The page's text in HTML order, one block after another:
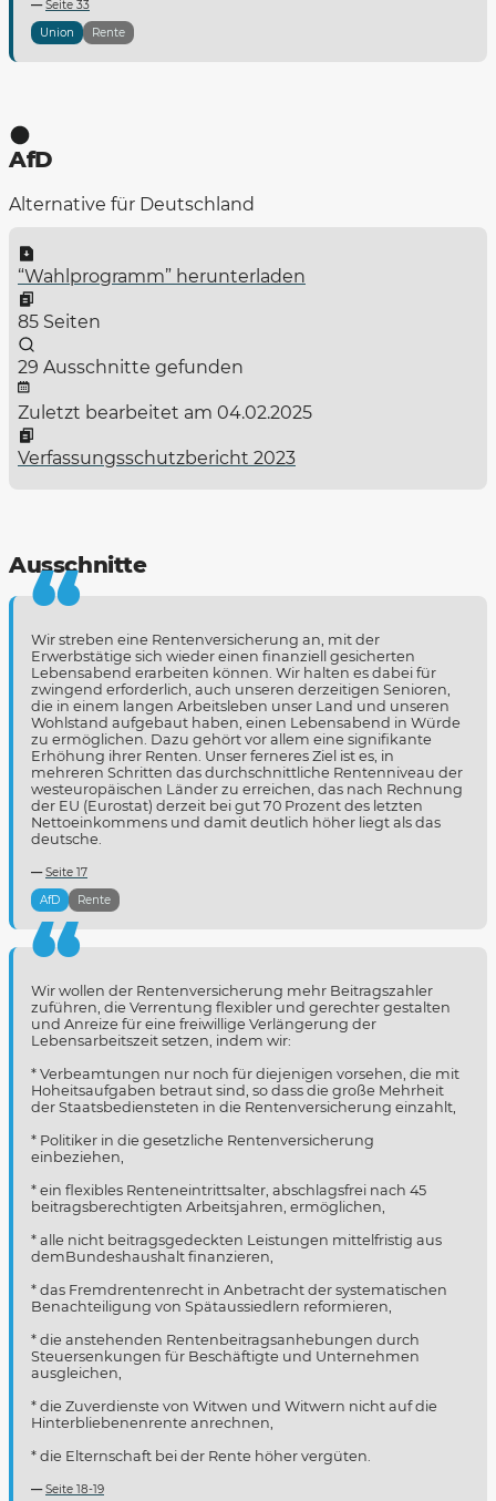
Seite 33
Union
Rente
AfD
Alternative für Deutschland
“Wahlprogramm” herunterladen
85 Seiten
29 Ausschnitte gefunden
Zuletzt bearbeitet am 04.02.2025
Verfassungsschutzbericht 2023
Ausschnitte
Wir streben eine Rentenversicherung an, mit der
Erwerbstätige sich wieder einen finanziell gesicherten
Lebensabend erarbeiten können. Wir halten es dabei für
zwingend erforderlich, auch unseren derzeitigen Senioren,
die in einem langen Arbeitsleben unser Land und unseren
Wohlstand aufgebaut haben, einen Lebensabend in Würde
zu ermöglichen. Dazu gehört vor allem eine signifikante
Erhöhung ihrer Renten. Unser ferneres Ziel ist es, in
mehreren Schritten das durchschnittliche Rentenniveau der
westeuropäischen Länder zu erreichen, das nach Rechnung
der EU (Eurostat) derzeit bei gut 70 Prozent des letzten
Nettoeinkommens und damit deutlich höher liegt als das
deutsche.
Seite 17
AfD
Rente
Wir wollen der Rentenversicherung mehr Beitragszahler
zuführen, die Verrentung flexibler und gerechter gestalten
und Anreize für eine freiwillige Verlängerung der
Lebensarbeitszeit setzen, indem wir:
* Verbeamtungen nur noch für diejenigen vorsehen, die mit
Hoheitsaufgaben betraut sind, so dass die große Mehrheit
der Staatsbediensteten in die Rentenversicherung einzahlt,
* Politiker in die gesetzliche Rentenversicherung
einbeziehen,
* ein flexibles Renteneintrittsalter, abschlagsfrei nach 45
beitragsberechtigten Arbeitsjahren, ermöglichen,
* alle nicht beitragsgedeckten Leistungen mittelfristig aus
demBundeshaushalt finanzieren,
* das Fremdrentenrecht in Anbetracht der systematischen
Benachteiligung von Spätaussiedlern reformieren,
* die anstehenden Rentenbeitragsanhebungen durch
Steuersenkungen für Beschäftigte und Unternehmen
ausgleichen,
* die Zuverdienste von Witwen und Witwern nicht auf die
Hinterbliebenenrente anrechnen,
* die Elternschaft bei der Rente höher vergüten.
Seite 18-19